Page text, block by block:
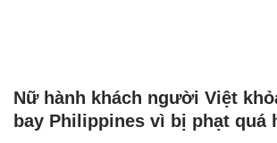
Nữ hành khách người Việt
bay Philippines vì bị phạt quá